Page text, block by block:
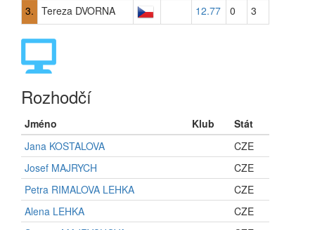
3. Tereza DVORNA 12.77 0 3
Rozhodčí
Jméno Klub
Stát
Jana KOSTALOVA
CZE
Josef MAJRYCH
CZE
Petra RIMALOVA LEHKA
CZE
Alena LEHKA
CZE